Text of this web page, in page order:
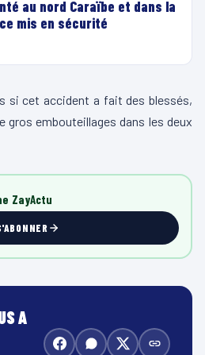
au nord Caraïbe et dans la
mis en sécurité
si cet accident a fait des blessés,
gros embouteillages dans les deux
ZayActu
A